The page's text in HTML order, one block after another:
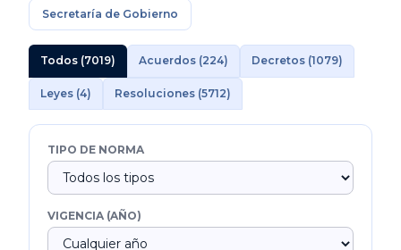
Secretaría de Gobierno
Todos (7019) Acuerdos (224) Decretos (1079)
Leyes (4) Resoluciones (5712)
TIPO DE NORMA
VIGENCIA (AÑO)